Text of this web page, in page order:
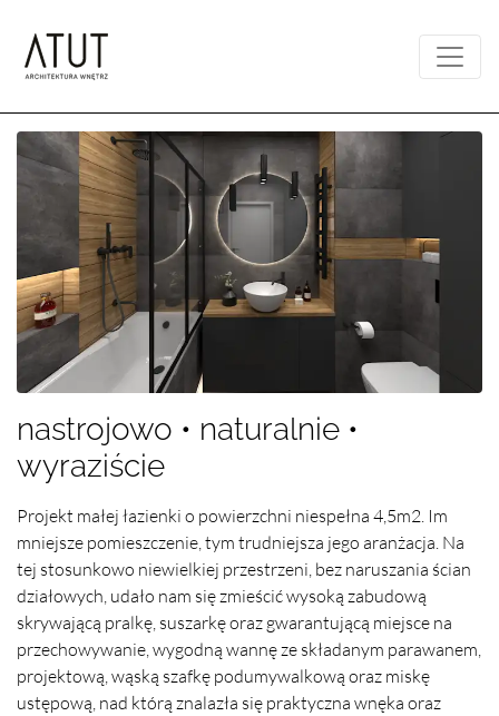
nastrojowo • naturalnie •
wyraziście
Projekt małej łazienki o powierzchni niespełna 4,5m2. Im
mniejsze pomieszczenie, tym trudniejsza jego aranżacja. Na
tej stosunkowo niewielkiej przestrzeni, bez naruszania ścian
działowych, udało nam się zmieścić wysoką zabudową
skrywającą pralkę, suszarkę oraz gwarantującą miejsce na
przechowywanie, wygodną wannę ze składanym parawanem,
projektową, wąską szafkę podumywalkową oraz miskę
ustępową, nad którą znalazła się praktyczna wnęka oraz